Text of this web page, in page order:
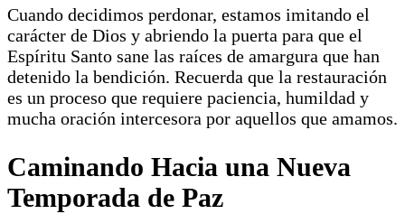
Cuando decidimos perdonar, estamos imitando el
carácter de Dios y abriendo la puerta para que el
Espíritu Santo sane las raíces de amargura que han
detenido la bendición. Recuerda que la restauración
es un proceso que requiere paciencia, humildad y
mucha oración intercesora por aquellos que amamos.
Caminando Hacia una Nueva
Temporada de Paz